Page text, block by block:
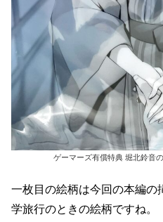
ゲーマーズ有償特典 堀北鈴音
一枚目の絵柄は今回の本編の
学旅行のときの絵柄ですね。